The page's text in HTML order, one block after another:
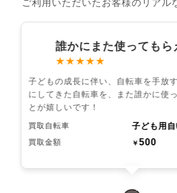
ご利用いただいたお客様のリアル
誰かにまた使ってもら
★★★★★
子どもの成長に伴い、自転車を手放
にしてきた自転車を、また誰かに使
とが嬉しいです！
買取自転車 子ども用
買取金額 ￥500